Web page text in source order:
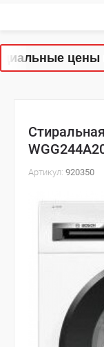
цены
Артикул: 920350